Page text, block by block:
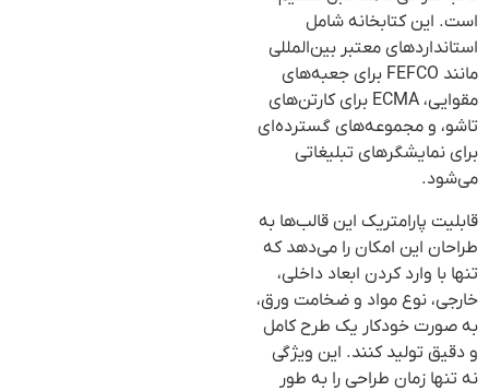
است. این کتابخانه شامل
استانداردهای معتبر بین‌المللی
مانند FEFCO برای جعبه‌های
مقوایی، ECMA برای کارتن‌های
تاشو، و مجموعه‌های گسترده‌ای
برای نمایشگرهای تبلیغاتی
می‌شود.
قابلیت پارامتریک این قالب‌ها به
طراحان این امکان را می‌دهد که
تنها با وارد کردن ابعاد داخلی،
خارجی، نوع مواد و ضخامت ورق،
به صورت خودکار یک طرح کامل
و دقیق تولید کنند. این ویژگی
نه تنها زمان طراحی را به طور